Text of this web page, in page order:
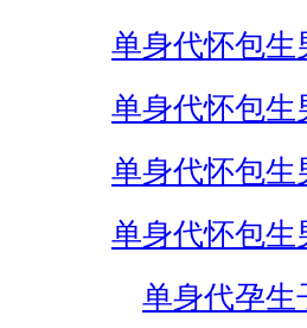
单身代怀包生
单身代怀包生
单身代怀包生
单身代怀包生
单身代孕生